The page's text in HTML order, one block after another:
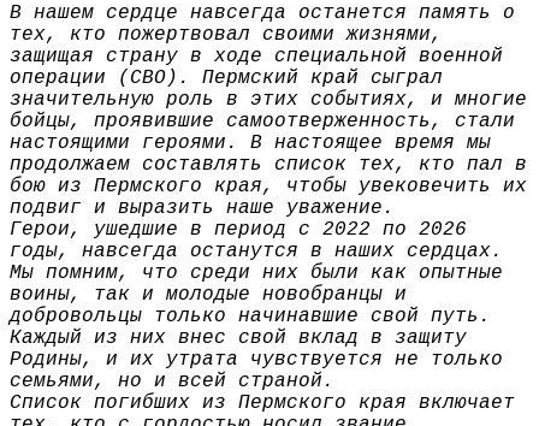
В нашем сердце навсегда останется память о
тех, кто пожертвовал своими жизнями,
защищая страну в ходе специальной военной
операции (СВО). Пермский край сыграл
значительную роль в этих событиях, и многие
бойцы, проявившие самоотверженность, стали
настоящими героями. В настоящее время мы
продолжаем составлять список тех, кто пал в
бою из Пермского края, чтобы увековечить их
подвиг и выразить наше уважение.
Герои, ушедшие в период с 2022 по 2026
годы, навсегда останутся в наших сердцах.
Мы помним, что среди них были как опытные
воины, так и молодые новобранцы и
добровольцы только начинавшие свой путь.
Каждый из них внес свой вклад в защиту
Родины, и их утрата чувствуется не только
семьями, но и всей страной.
Список погибших из Пермского края включает